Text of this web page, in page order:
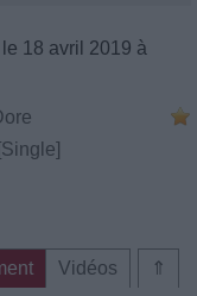
le 18 avril 2019 à
⇑
Vidéos